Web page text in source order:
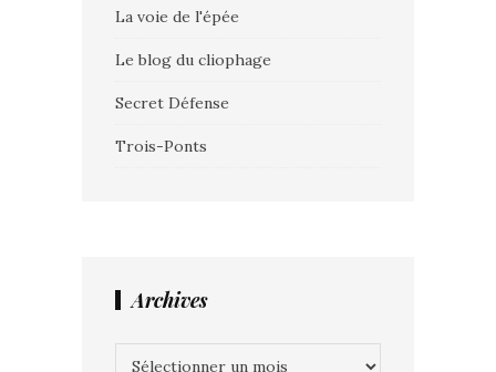
La voie de l'épée
Le blog du cliophage
Secret Défense
Trois-Ponts
Archives